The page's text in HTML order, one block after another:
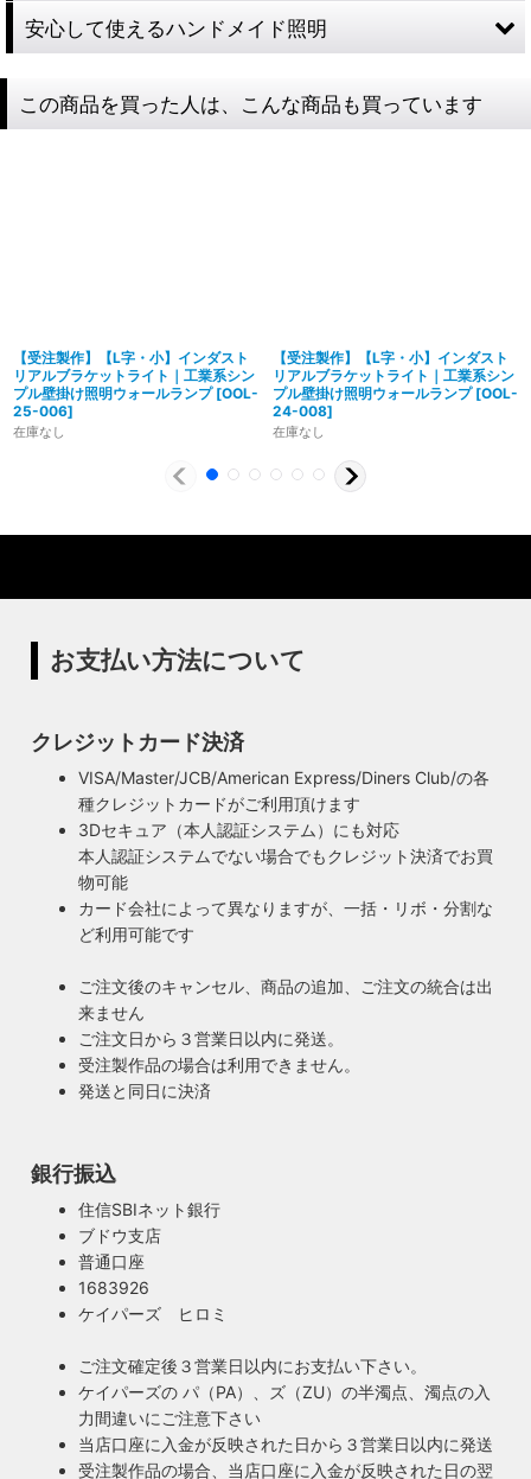
製造からアフターフォローまで自店で行う一貫
ハイロミドットコムでは、アンティーク照明のリメイクやオ
ています。ハンドメイドによる小規模生産により、他にはな
◆もっと詳しく見る
暮らしを照らす名脇役・こだわりのヴィンテー
ジスタイル
計がダサいとイマイチ決まらない。住宅や店舗も同じく照明
がダサいだけでせっかくの良い建築やインテリアも台無しで
す。ハイロミドットコムがこだわるのは、旧き良きアメリカ
のインテリアや工業製品の重厚感やゴージャスさ。それでい
て飽きの来ない無垢さや素朴さを追求したヴィンテージスタ
安心して使えるハンドメイド照明
縁体）が使われていることです。エジソンが電球を発明した
安心のPSE適合照明・電気用品安全法の遵守
ハイロミドットコムで販売する照明は１点残らずPSE検査に
合格した照明です。製造後や出荷前に検査を行うため、当店
の古い照明も安心してお使い頂けます。当店は製造事業者と
して近畿経済産業局へ特定電気用品以外の電気用品の製造事
業者として届出を行っております。
この商品を買った人は、こんな商品も買っています
【受注製作】【L字・小】インダスト
リアルブラケットライト｜工業系シン
プル壁掛け照明ウォールランプ [OOL-
25-006]
在庫なし
【受注製作】【L字・小】インダスト
リアルブラケットライト｜工業系シン
プル壁掛け照明ウォールランプ [OOL-
24-008]
在庫なし
お支払い方法について
クレジットカード決済
VISA/Master/JCB/American Express/Diners Club/の各
種クレジットカードがご利用頂けます
3Dセキュア（本人認証システム）にも対応
本人認証システムでない場合でもクレジット決済でお買
物可能
カード会社によって異なりますが、一括・リボ・分割な
ど利用可能です
ご注文後のキャンセル、商品の追加、ご注文の統合は出
来ません
ご注文日から３営業日以内に発送。
受注製作品の場合は利用できません。
発送と同日に決済
銀行振込
住信SBIネット銀行
ブドウ支店
普通口座
1683926
ケイパーズ ヒロミ
ご注文確定後３営業日以内にお支払い下さい。
ケイパーズの パ（PA）、ズ（ZU）の半濁点、濁点の入
力間違いにご注意下さい
当店口座に入金が反映された日から３営業日以内に発送
受注製作品の場合、当店口座に入金が反映された日の翌